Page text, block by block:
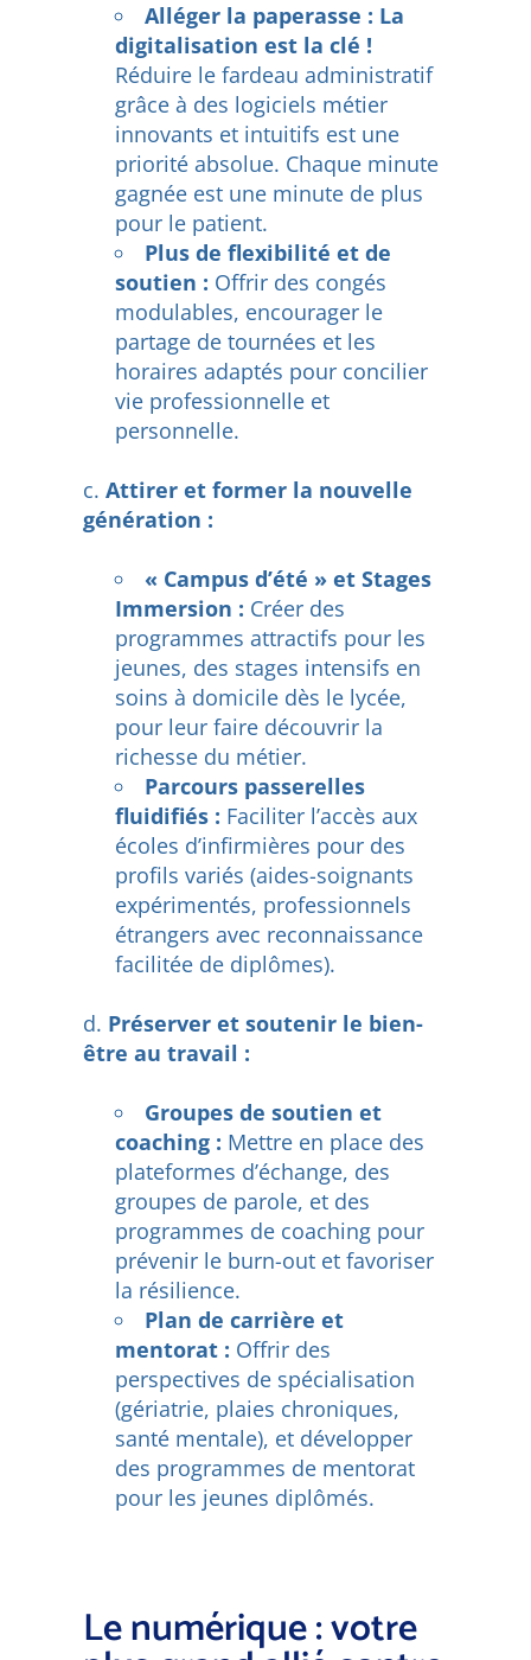
Alléger la paperasse : La
digitalisation est la clé !
Réduire le fardeau administratif
grâce à des logiciels métier
innovants et intuitifs est une
priorité absolue. Chaque minute
gagnée est une minute de plus
pour le patient.
Plus de flexibilité et de
soutien : Offrir des congés
modulables, encourager le
partage de tournées et les
horaires adaptés pour concilier
vie professionnelle et
personnelle.
Attirer et former la nouvelle
génération :
« Campus d’été » et Stages
Immersion : Créer des
programmes attractifs pour les
jeunes, des stages intensifs en
soins à domicile dès le lycée,
pour leur faire découvrir la
richesse du métier.
Parcours passerelles
fluidifiés : Faciliter l’accès aux
écoles d’infirmières pour des
profils variés (aides-soignants
expérimentés, professionnels
étrangers avec reconnaissance
facilitée de diplômes).
Préserver et soutenir le bien-
être au travail :
Groupes de soutien et
coaching : Mettre en place des
plateformes d’échange, des
groupes de parole, et des
programmes de coaching pour
prévenir le burn-out et favoriser
la résilience.
Plan de carrière et
mentorat : Offrir des
perspectives de spécialisation
(gériatrie, plaies chroniques,
santé mentale), et développer
des programmes de mentorat
pour les jeunes diplômés.
Le numérique : votre